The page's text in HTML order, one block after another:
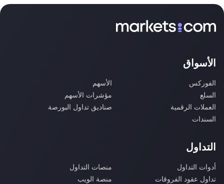
الأسواق
الفوركس
الأسهم
السلع
مؤشرات الأسهم
العملات الرقمية
صناديق تداول البورصة
السندات
التداول
أدوات التداول
منصات التداول
تداول عقود الفروقات
منصة الويب